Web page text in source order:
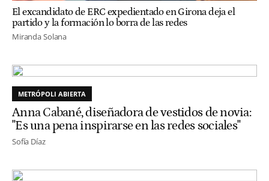
El excandidato de ERC expedientado en Girona deja el
partido y la formación lo borra de las redes
Miranda Solana
METRÓPOLI ABIERTA
Anna Cabané, diseñadora de vestidos de novia:
"Es una pena inspirarse en las redes sociales"
Sofía Díaz